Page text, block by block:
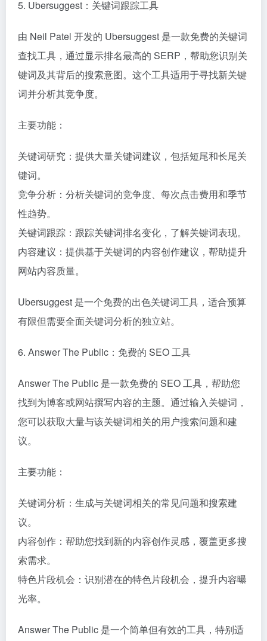
5. Ubersuggest：关键词跟踪工具
由 Neil Patel 开发的 Ubersuggest 是一款免费的关键词
查找工具，通过显示排名最高的 SERP，帮助您识别关
键词及其背后的搜索意图。这个工具适用于寻找新关键
词并分析其竞争度。
主要功能：
关键词研究：提供大量关键词建议，包括短尾和长尾关
键词。
竞争分析：分析关键词的竞争度、每次点击费用和季节
性趋势。
关键词跟踪：跟踪关键词排名变化，了解关键词表现。
内容建议：提供基于关键词的内容创作建议，帮助提升
网站内容质量。
Ubersuggest 是一个免费的出色关键词工具，适合预算
有限但需要全面关键词分析的独立站。
6. Answer The Public：免费的 SEO 工具
Answer The Public 是一款免费的 SEO 工具，帮助您
找到为博客或网站撰写内容的主题。通过输入关键词，
您可以获取大量与该关键词相关的用户搜索问题和建
议。
主要功能：
关键词分析：生成与关键词相关的常见问题和搜索建
议。
内容创作：帮助您找到新的内容创作灵感，覆盖更多搜
索需求。
特色片段机会：识别潜在的特色片段机会，提升内容曝
光率。
Answer The Public 是一个简单但有效的工具，特别适